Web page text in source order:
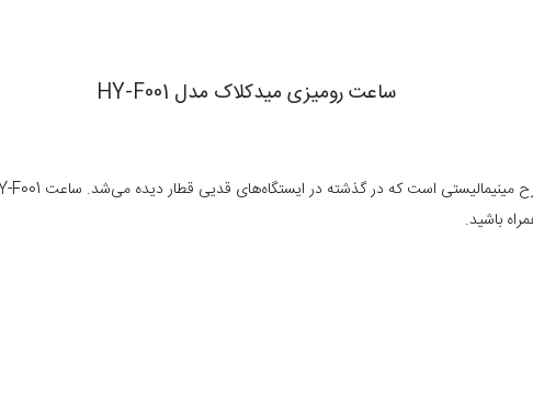
ساعت رومیزی میدکلاک مدل HY-F001